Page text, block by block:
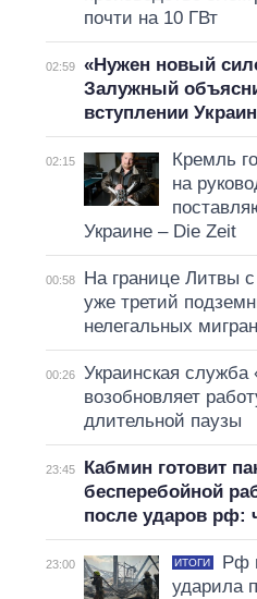
почти на 10 ГВт
02:59
«Нужен новый
Залужный
вступлении
02:15
Кремль
на
Украине – Die Zeit
00:58
На границе Литвы
уже третий
нелегальных
00:26
Украинская
возобновляет
длительной паузы
23:45
Кабмин готовит
бесперебойной
после ударов рф:
23:00 ИТОГИ
Рф
ударила